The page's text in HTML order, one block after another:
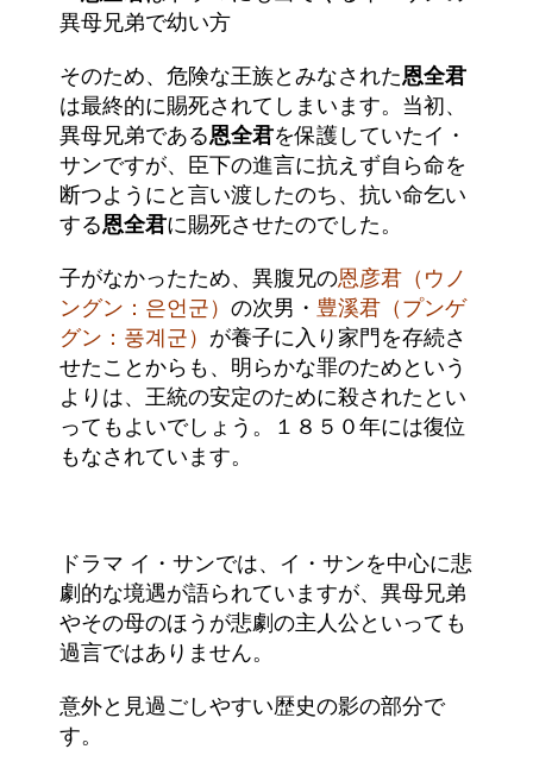
異母兄弟で幼い方
そのため、危険な王族とみなされた恩全君
は最終的に賜死されてしまいます。当初、
異母兄弟である恩全君を保護していたイ・
サンですが、臣下の進言に抗えず自ら命を
断つようにと言い渡したのち、抗い命乞い
する恩全君に賜死させたのでした。
子がなかったため、異腹兄の恩彦君（ウノ
ングン：은언군） の次男・ 豊溪君（プンゲ
グン：풍계군） が養子に入り家門を存続さ
せたことからも、明らかな罪のためという
よりは、王統の安定のために殺されたとい
ってもよいでしょう。１８５０年には復位
もなされています。
ドラマ イ・サンでは、イ・サンを中心に悲
劇的な境遇が語られていますが、異母兄弟
やその母のほうが悲劇の主人公といっても
過言ではありません。
意外と見過ごしやすい歴史の影の部分で
す。